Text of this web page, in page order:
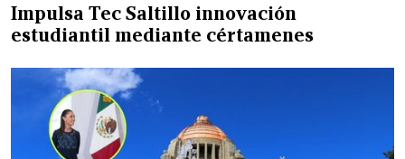
Impulsa Tec Saltillo innovación
estudiantil mediante cértamenes